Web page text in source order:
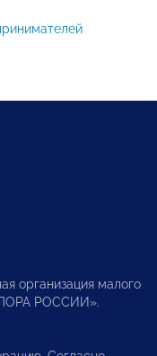
организация малого
РОССИИ».